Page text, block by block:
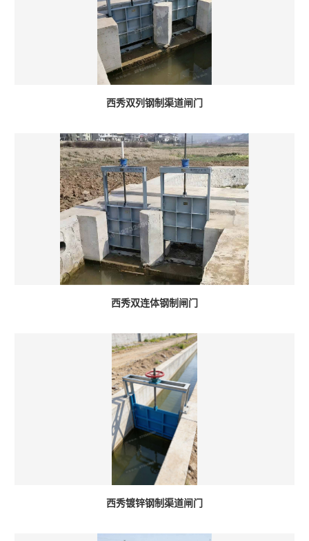
西秀双列钢制渠道闸门
西秀双连体钢制闸门
西秀镀锌钢制渠道闸门